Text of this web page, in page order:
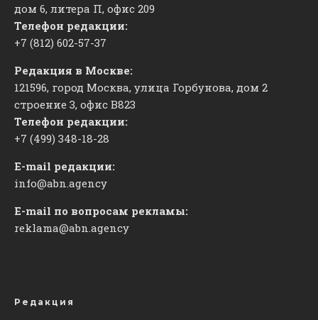
дом 6, литера П, офис 209
Телефон редакции:
+7 (812) 602-57-37
Редакция в Москве:
121596, город Москва, улица Горбунова, дом 2
строение 3, офис ​В823
Телефон редакции:
+7 (499) 348-18-28
E-mail редакции:
info@abn.agency
E-mail по вопросам рекламы:
reklama@abn.agency
Редакция